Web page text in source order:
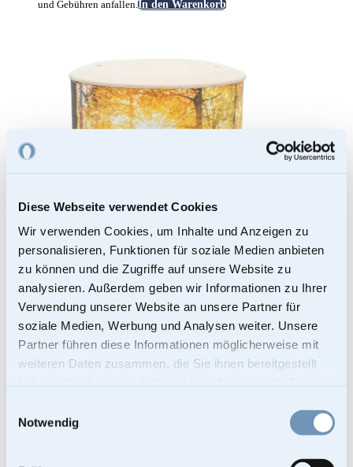
Diese Webseite verwendet Cookies
Wir verwenden Cookies, um Inhalte und Anzeigen zu
personalisieren, Funktionen für soziale Medien anbieten
zu können und die Zugriffe auf unsere Website zu
analysieren. Außerdem geben wir Informationen zu Ihrer
Verwendung unserer Website an unsere Partner für
soziale Medien, Werbung und Analysen weiter. Unsere
Partner führen diese Informationen möglicherweise mit
weiteren Daten zusammen, die Sie ihnen bereitgestellt
Notwendig
und Gebühren anfallen.In den Warenkorb
209,00€